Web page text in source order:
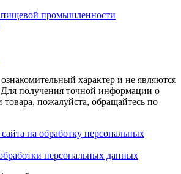
пищевой промышленности
характер и не являются
получения точной информации о
пожалуйста, обращайтесь по
на обработку персональных
персональных данных